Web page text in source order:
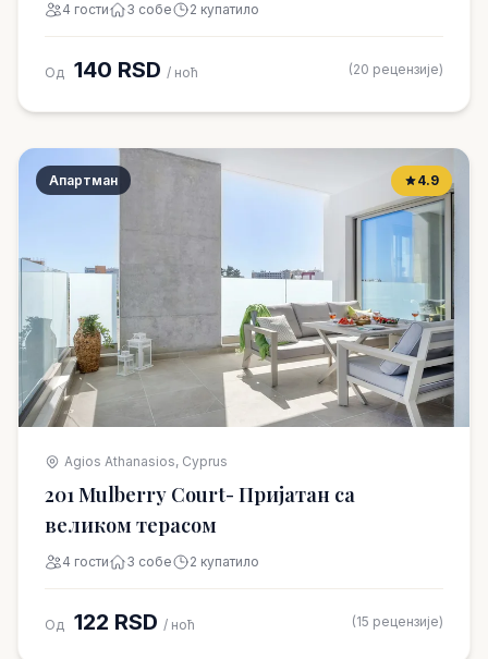
4 гости 3 собе 2 купатило
Од 140 RSD / ноћ (20 рецензије)
Апартман 4.9
Agios Athanasios, Cyprus
201 Mulberry Court- Пријатан са
великом терасом
4 гости 3 собе 2 купатило
Од 122 RSD / ноћ (15 рецензије)